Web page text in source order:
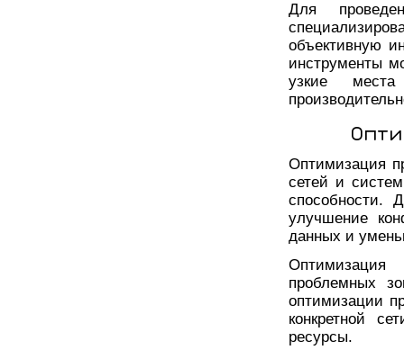
Для
объективную
инструменты
узкие
Оптимизация
сетей и
способности.
улучшение
данных и
проблемных
оптимизации
конкретной
ресурсы.